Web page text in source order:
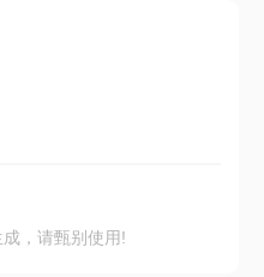
，请甄别使用!